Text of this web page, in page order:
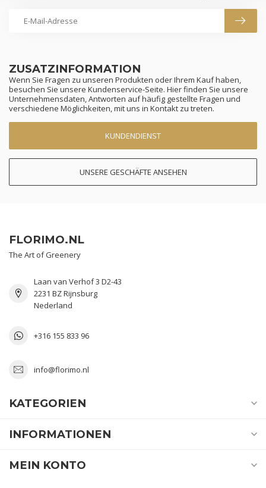
ZUSATZINFORMATION
Wenn Sie Fragen zu unseren Produkten oder Ihrem Kauf haben,
besuchen Sie unsere Kundenservice-Seite. Hier finden Sie unsere
Unternehmensdaten, Antworten auf häufig gestellte Fragen und
verschiedene Möglichkeiten, mit uns in Kontakt zu treten.
KUNDENDIENST
UNSERE GESCHÄFTE ANSEHEN
FLORIMO.NL
The Art of Greenery
Laan van Verhof 3 D2-43
2231 BZ Rijnsburg
Nederland
+316 155 833 96
info@florimo.nl
KATEGORIEN
INFORMATIONEN
MEIN KONTO